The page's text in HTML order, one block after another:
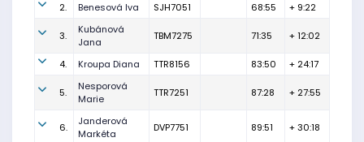
2. Benesová Iva SJH7051 68:55 + 9:22
3.
Kubánová
Jana
TBM7275 71:35 + 12:02
4. Kroupa Diana TTR8156 83:50 + 24:17
5.
Nesporová
Marie
TTR7251 87:28 + 27:55
6.
Janderová
Markéta
DVP7751 89:51 + 30:18